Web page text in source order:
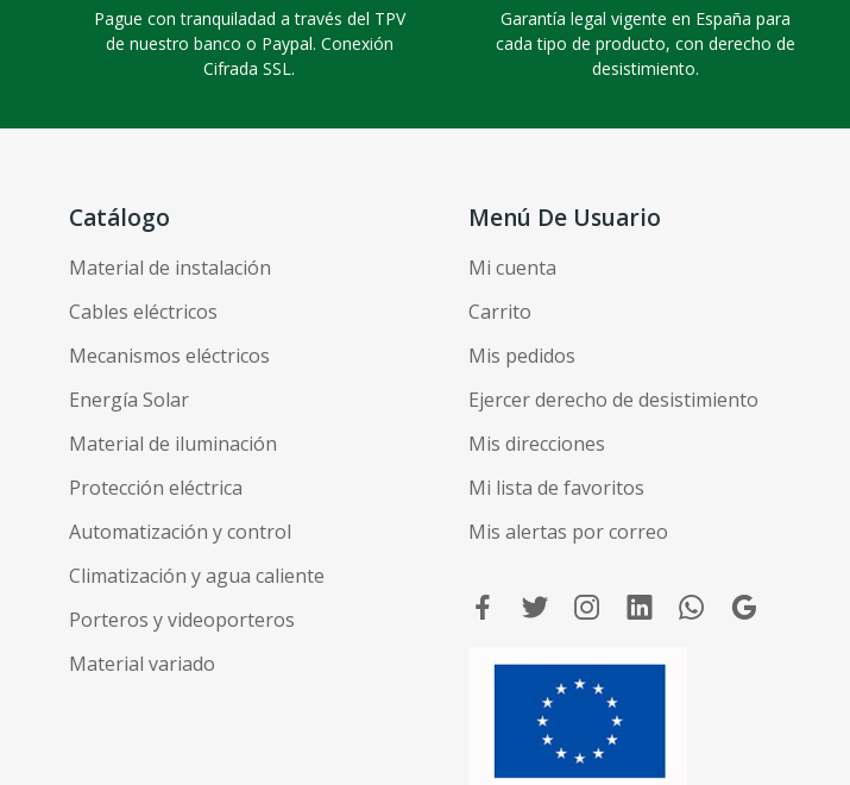
Pague con tranquiladad a través del TPV
de nuestro banco o Paypal. Conexión
Cifrada SSL.
Garantía legal vigente en España para
cada tipo de producto, con derecho de
desistimiento.
Catálogo
Material de instalación
Cables eléctricos
Mecanismos eléctricos
Energía Solar
Material de iluminación
Protección eléctrica
Automatización y control
Climatización y agua caliente
Porteros y videoporteros
Material variado
Menú De Usuario
Mi cuenta
Carrito
Mis pedidos
Ejercer derecho de desistimiento
Mis direcciones
Mi lista de favoritos
Mis alertas por correo